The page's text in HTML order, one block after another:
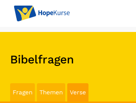
Bibelfragen
Fragen Themen Verse